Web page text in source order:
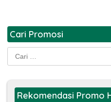
Cari Promosi
Cari
untuk:
Rekomendasi Promo